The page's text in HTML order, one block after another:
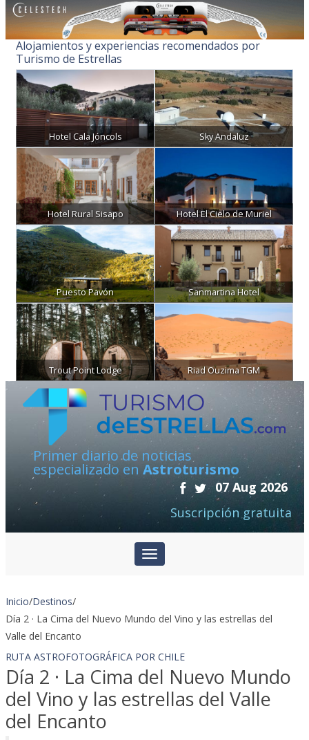
Alojamientos y experiencias recomendados por
Turismo de Estrellas
Hotel Cala Jóncols Sky Andaluz
Hotel Rural Sisapo Hotel El Cielo de Muriel
Puesto Pavón Sanmartina Hotel
Trout Point Lodge Riad Ouzima TGM
Primer diario de noticias
especializado en Astroturismo
07 Aug 2026
Suscripción gratuita
Inicio/Destinos/
Día 2 · La Cima del Nuevo Mundo del Vino y las estrellas del
Valle del Encanto
RUTA ASTROFOTOGRÁFICA POR CHILE
Día 2 · La Cima del Nuevo Mundo
del Vino y las estrellas del Valle
del Encanto